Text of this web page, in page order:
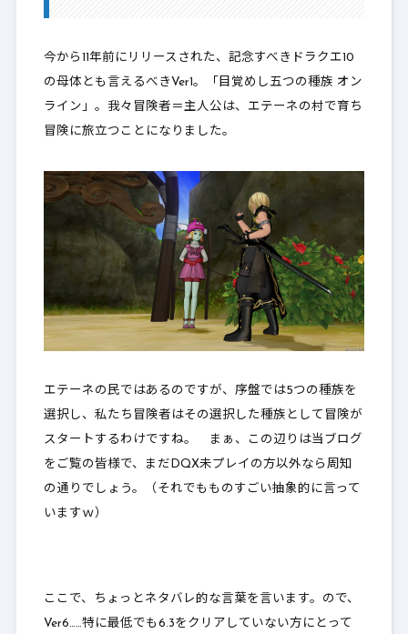
今から11年前にリリースされた、記念すべきドラクエ10
の母体とも言えるべきVer1。「目覚めし五つの種族 オン
ライン」。我々冒険者＝主人公は、エテーネの村で育ち
冒険に旅立つことになりました。
エテーネの民ではあるのですが、序盤では5つの種族を
選択し、私たち冒険者はその選択した種族として冒険が
スタートするわけですね。 まぁ、この辺りは当ブログ
をご覧の皆様で、まだDQX未プレイの方以外なら周知
の通りでしょう。（それでもものすごい抽象的に言って
いますｗ）
ここで、ちょっとネタバレ的な言葉を言います。ので、
Ver6……特に最低でも6.3をクリアしていない方にとって